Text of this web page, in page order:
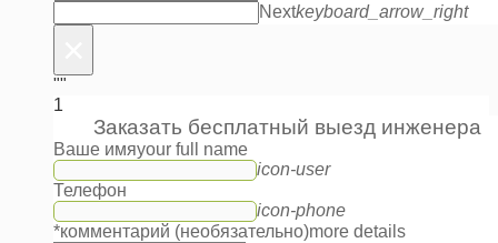
Nextkeyboard_arrow_right
""
1
Заказать бесплатный выезд инженера
Ваше имяyour full name
icon-user
Телефон
icon-phone
*комментарий (необязательно)more details